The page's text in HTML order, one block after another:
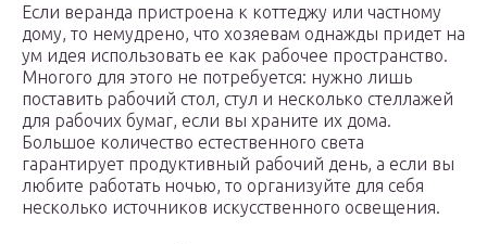
Если веранда пристроена к коттеджу или частному
дому, то немудрено, что хозяевам однажды придет на
ум идея использовать ее как рабочее пространство.
Многого для этого не потребуется: нужно лишь
поставить рабочий стол, стул и несколько стеллажей
для рабочих бумаг, если вы храните их дома.
Большое количество естественного света
гарантирует продуктивный рабочий день, а если вы
любите работать ночью, то организуйте для себя
несколько источников искусственного освещения.